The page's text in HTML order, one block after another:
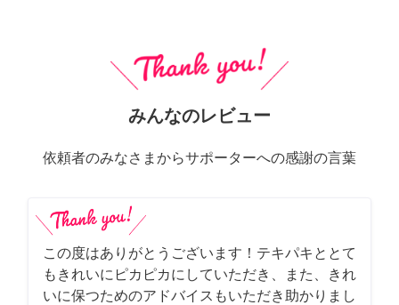
みんなのレビュー
依頼者のみなさまからサポーターへの感謝の言葉
この度はありがとうございます！テキパキととて
もきれいにピカピカにしていただき、また、きれ
いに保つためのアドバイスもいただき助かりまし